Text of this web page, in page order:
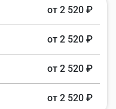
от 2 520 ₽
от 2 520 ₽
от 2 520 ₽
от 2 520 ₽